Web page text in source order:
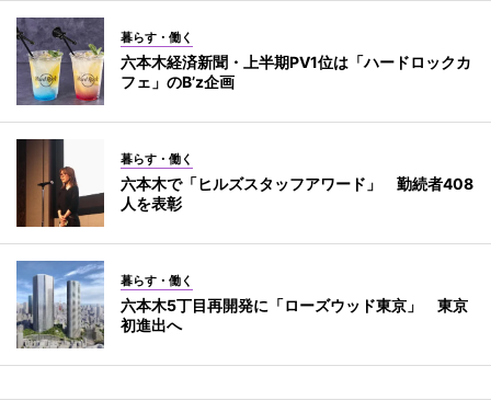
暮らす・働く
六本木経済新聞・上半期PV1位は「ハードロックカ
フェ」のB’z企画
暮らす・働く
六本木で「ヒルズスタッフアワード」 勤続者408
人を表彰
暮らす・働く
六本木5丁目再開発に「ローズウッド東京」 東京
初進出へ